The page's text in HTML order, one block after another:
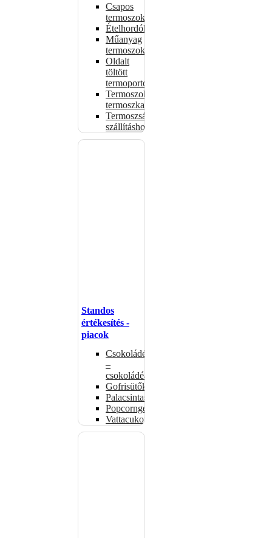
Csapos
termoszok
Ételhordók
Műanyag
termoszok
Oldalt
töltött
termoportok
Termoszok,
termoszkannák
Termoszsákok
szállításhoz
Standos
értékesítés -
piacok
Csokoládémelegítők
–
csokoládéadagolók
Gofrisütők
Palacsintasütők
Popcorngépek
Vattacukorgép